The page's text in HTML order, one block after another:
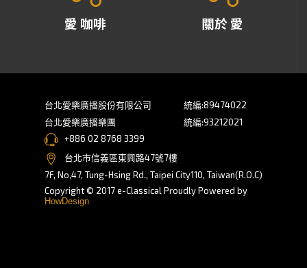
愛 咖啡 關於 愛
台北愛樂廣播股份有限公司
統編:89474022
台北愛樂廣播樂團
統編:93212021
+886 02 8768 3399
台北市信義區東興路47號7樓
7F, No,47, Tung-Hsing Rd., Taipei City110, Taiwan(R.O.C)
Copyright © 2017 e-Classical Proudly Powered by
HowDesign